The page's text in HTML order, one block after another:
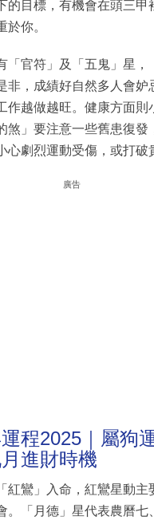
的目標，有機會在頭三甲
於你。
「官符」及「五鬼」星，
非，成績好自然多人會妒
作越做越旺。健康方面則
煞」要注意一些舊患復發
心劇烈運動受傷，或打破
廣告
程2025｜屬狗
進財時機
紅鸞」入命，紅鸞星動主
。「月德」星代表農曆七